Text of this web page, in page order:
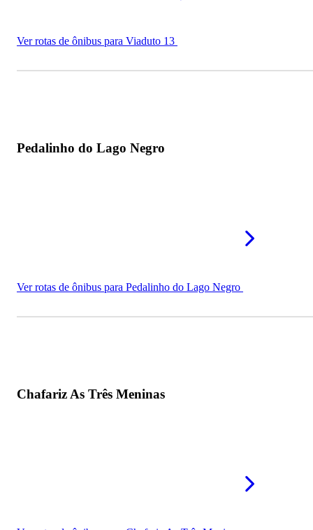
Ver rotas de ônibus para Viaduto 13
Pedalinho do Lago Negro
Ver rotas de ônibus para Pedalinho do Lago Negro
Chafariz As Três Meninas